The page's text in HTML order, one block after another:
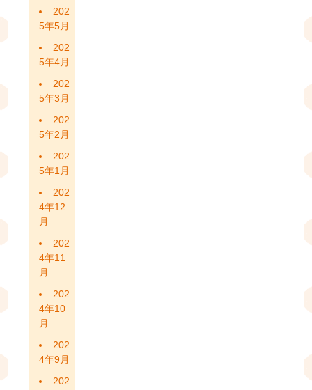
202
5年5月
202
5年4月
202
5年3月
202
5年2月
202
5年1月
202
4年12
月
202
4年11
月
202
4年10
月
202
4年9月
202